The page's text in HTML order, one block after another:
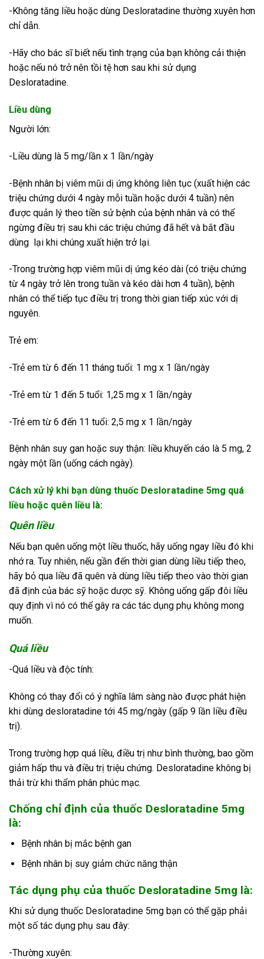
-Không tăng liều hoặc dùng Desloratadine thường xuyên hơn
chỉ dẫn.
-Hãy cho bác sĩ biết nếu tình trạng của bạn không cải thiện
hoặc nếu nó trở nên tồi tệ hơn sau khi sử dụng
Desloratadine.
Liều dùng
Người lớn:
-Liều dùng là 5 mg/lần x 1 lần/ngày
-Bệnh nhân bị viêm mũi dị ứng không liên tục (xuất hiện các
triệu chứng dưới 4 ngày mỗi tuần hoặc dưới 4 tuần) nên
được quản lý theo tiền sử bệnh của bệnh nhân và có thể
ngừng điều trị sau khi các triệu chứng đã hết và bắt đầu
dùng lại khi chúng xuất hiện trở lại.
-Trong trường hợp viêm mũi dị ứng kéo dài (có triệu chứng
từ 4 ngày trở lên trong tuần và kéo dài hơn 4 tuần), bệnh
nhân có thể tiếp tục điều trị trong thời gian tiếp xúc với dị
nguyên.
Trẻ em:
-Trẻ em từ 6 đến 11 tháng tuổi: 1 mg x 1 lần/ngày
-Trẻ em từ 1 đến 5 tuổi: 1,25 mg x 1 lần/ngày
-Trẻ em từ 6 đến 11 tuổi: 2,5 mg x 1 lần/ngày
Bệnh nhân suy gan hoặc suy thận: liều khuyến cáo là 5 mg, 2
ngày một lần (uống cách ngày).
Cách xử lý khi bạn dùng thuốc Desloratadine 5mg quá
liều hoặc quên liều là:
Quên liều
Nếu bạn quên uống một liều thuốc, hãy uống ngay liều đó khi
nhớ ra. Tuy nhiên, nếu gần đến thời gian dùng liều tiếp theo,
hãy bỏ qua liều đã quên và dùng liều tiếp theo vào thời gian
đã định của bác sỹ hoặc dược sỹ. Không uống gấp đôi liều
quy định vì nó có thể gây ra các tác dụng phụ không mong
muốn.
Quá liều
-Quá liều và độc tính:
Không có thay đổi có ý nghĩa lâm sàng nào được phát hiện
khi dùng desloratadine tới 45 mg/ngày (gấp 9 lần liều điều
trị).
Trong trường hợp quá liều, điều trị như bình thường, bao gồm
giảm hấp thu và điều trị triệu chứng. Desloratadine không bị
thải trừ khi thẩm phân phúc mạc.
Chống chỉ định của thuốc Desloratadine 5mg
là:
Bệnh nhân bị mắc bệnh gan
Bệnh nhân bị suy giảm chức năng thận
Tác dụng phụ của thuốc Desloratadine 5mg là:
Khi sử dụng thuốc Desloratadine 5mg bạn có thể gặp phải
một số tác dụng phụ sau đây:
-Thường xuyên: